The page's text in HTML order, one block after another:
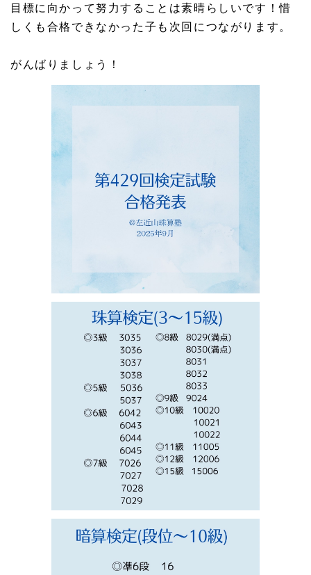
目標に向かって努力することは素晴らしいです！惜
しくも合格できなかった子も次回につながります。
がんばりましょう！